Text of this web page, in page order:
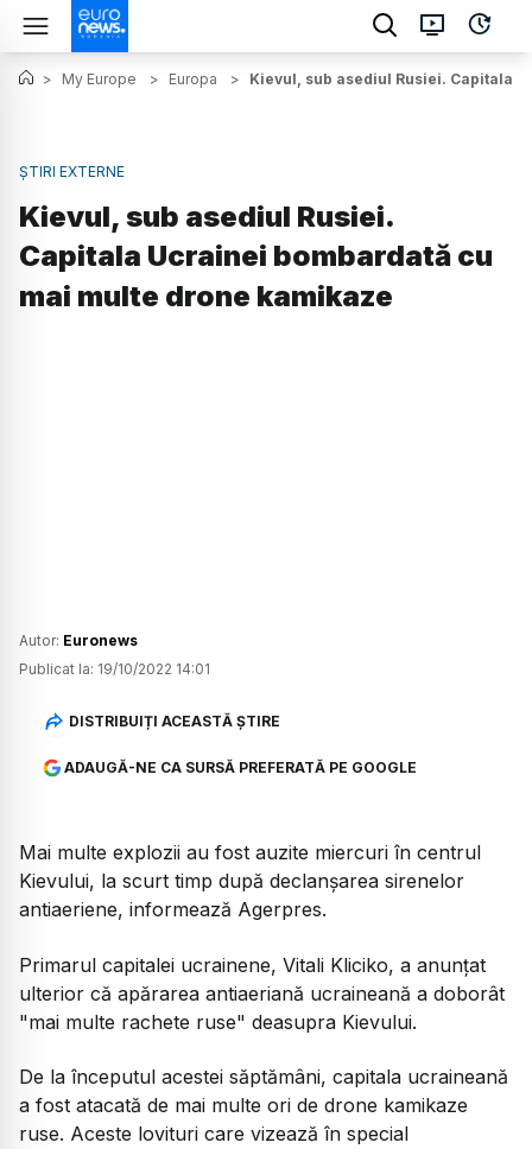
> My Europe > Europa > Kievul, sub asediul Rusiei. Capitala
ȘTIRI EXTERNE
Kievul, sub asediul Rusiei.
Capitala Ucrainei bombardată cu
mai multe drone kamikaze
Autor: Euronews
Publicat la: 19/10/2022 14:01
DISTRIBUIȚI ACEASTĂ ȘTIRE
ADAUGĂ-NE CA SURSĂ PREFERATĂ PE GOOGLE
Mai multe explozii au fost auzite miercuri în centrul
Kievului, la scurt timp după declanşarea sirenelor
antiaeriene, informează Agerpres.
Primarul capitalei ucrainene, Vitali Kliciko, a anunţat
ulterior că apărarea antiaeriană ucraineană a doborât
"mai multe rachete ruse" deasupra Kievului.
De la începutul acestei săptămâni, capitala ucraineană
a fost atacată de mai multe ori de drone kamikaze
ruse. Aceste lovituri care vizează în special